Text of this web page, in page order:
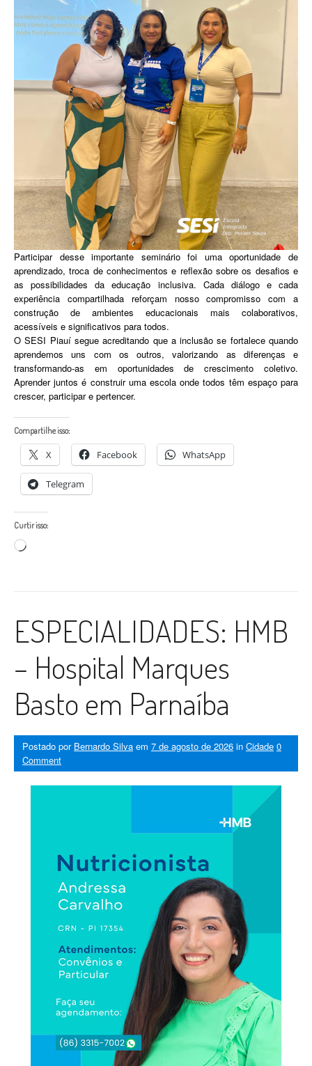
Participar desse importante seminário foi uma oportunidade de
aprendizado, troca de conhecimentos e reflexão sobre os desafios e
as possibilidades da educação inclusiva. Cada diálogo e cada
experiência compartilhada reforçam nosso compromisso com a
construção de ambientes educacionais mais colaborativos,
acessíveis e significativos para todos.
O SESI Piauí segue acreditando que a inclusão se fortalece quando
aprendemos uns com os outros, valorizando as diferenças e
transformando-as em oportunidades de crescimento coletivo.
Aprender juntos é construir uma escola onde todos têm espaço para
crescer, participar e pertencer.
Compartilhe isso:
X Facebook WhatsApp
Telegram
Curtir isso:
Carregando...
ESPECIALIDADES: HMB
– Hospital Marques
Basto em Parnaíba
Postado por Bernardo Silva em 7 de agosto de 2026 in Cidade 0
Comment